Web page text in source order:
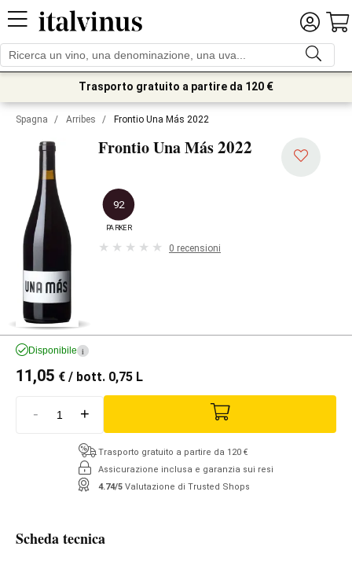
Trasporto gratuito a partire da 120 €
Spagna / Arribes / Frontio Una Más 2022
Frontio Una Más2022
92
PARKER
0 recensioni
Disponibile i
11,05 € / bott. 0,75 L
- +
Trasporto gratuito a partire da 120 €
Assicurazione inclusa e garanzia sui resi
4.74/5 Valutazione di Trusted Shops
Scheda tecnica